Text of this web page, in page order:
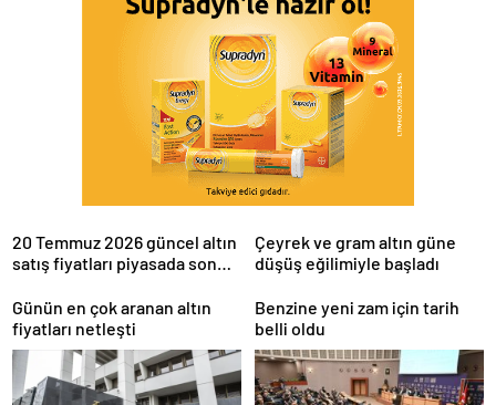
20 Temmuz 2026 güncel altın
satış fiyatları piyasada son
Çeyrek ve gram altın güne
düşüş eğilimiyle başladı
Günün en çok aranan altın
fiyatları netleşti
Benzine yeni zam için tarih
belli oldu